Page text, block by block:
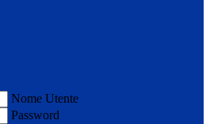
Nome Utente
Password